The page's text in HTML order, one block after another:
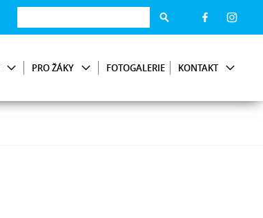
PRO ŽÁKY FOTOGALERIE KONTAKT